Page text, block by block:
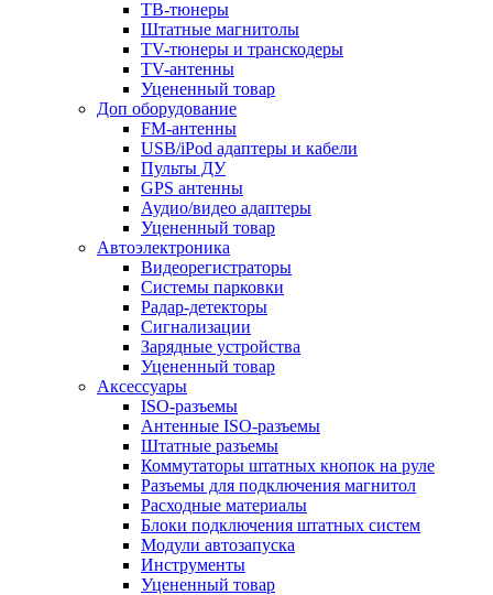
ТВ-тюнеры
Штатные магнитолы
TV-тюнеры и транскодеры
TV-антенны
Уцененный товар
Доп оборудование
FM-антенны
USB/iPod адаптеры и кабели
Пульты ДУ
GPS антенны
Аудио/видео адаптеры
Уцененный товар
Автоэлектроника
Видеорегистраторы
Системы парковки
Радар-детекторы
Сигнализации
Зарядные устройства
Уцененный товар
Аксессуары
ISO-разъемы
Антенные ISO-разъемы
Штатные разъемы
Коммутаторы штатных кнопок на руле
Разъемы для подключения магнитол
Расходные материалы
Блоки подключения штатных систем
Модули автозапуска
Инструменты
Уцененный товар